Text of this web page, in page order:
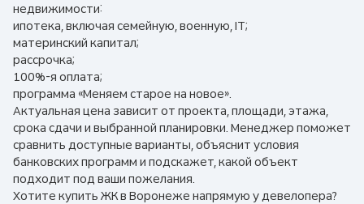
недвижимости:
ипотека, включая семейную, военную, IT;
материнский капитал;
рассрочка;
100%-я оплата;
программа «Меняем старое на новое».
Актуальная цена зависит от проекта, площади, этажа,
срока сдачи и выбранной планировки. Менеджер поможет
сравнить доступные варианты, объяснит условия
банковских программ и подскажет, какой объект
подходит под ваши пожелания.
Хотите купить ЖК в Воронеже напрямую у девелопера?